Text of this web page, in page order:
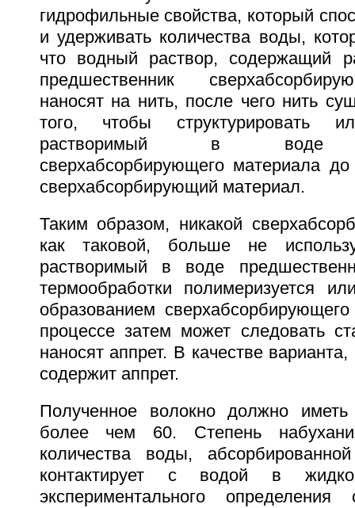
гидрофильные свойства, который
и удерживать количества воды,
что водный раствор, содержащий
предшественник
наносят на нить, после чего нить
того, чтобы структурировать
растворимый в воде
сверхабсорбирующего материала
сверхабсорбирующий материал.
Таким образом, никакой
как таковой, больше не
растворимый в воде
термообработки полимеризуется
образованием
процессе затем может следовать
наносят аппрет. В качестве
содержит аппрет.
Полученное волокно должно иметь
более чем 60. Степень
количества воды,
контактирует с водой в
экспериментального определения